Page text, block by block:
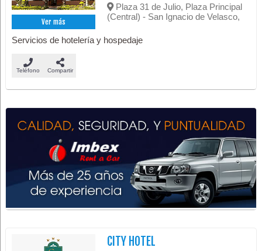
Ver más
Plaza 31 de Julio, Plaza Principal
(Central) - San Ignacio de Velasco,
Servicios de hotelería y hospedaje
Teléfono Compartir
CITY HOTEL